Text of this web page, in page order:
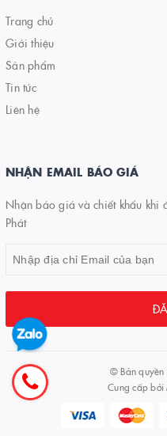
Trang chủ
Giới thiệu
Sản phẩm
Tin tức
Liên hệ
NHẬN EMAIL BÁO GIÁ
Nhận báo giá và chiết khấu khi
Phát
© Bản quyền
Cung cấp bởi